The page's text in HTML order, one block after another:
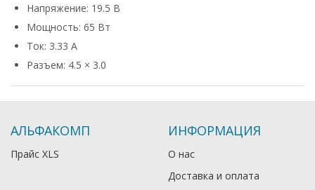
Напряжение: 19.5 В
Мощность: 65 Вт
Ток: 3.33 А
Разъем: 4.5 × 3.0
АЛЬФАКОМП
Прайс XLS
ИНФОРМАЦИЯ
О нас
Доставка и оплата